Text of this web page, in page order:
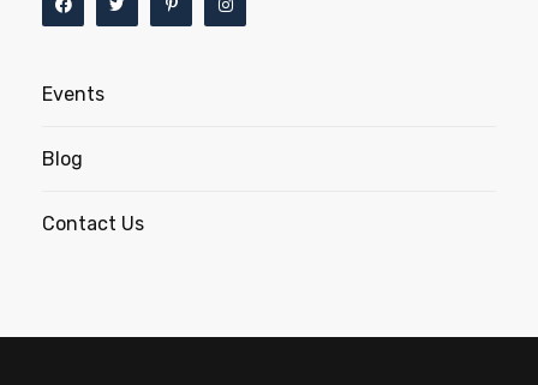
Events
Blog
Contact Us